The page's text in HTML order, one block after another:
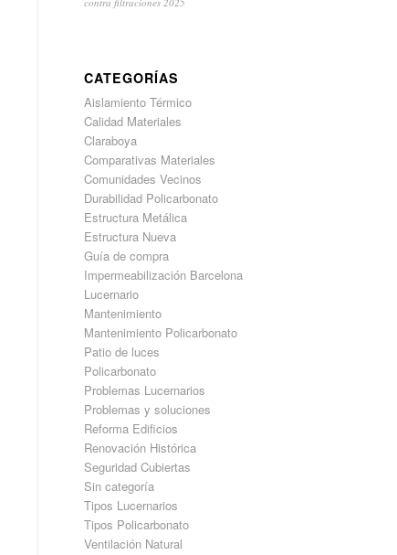
CATEGORÍAS
Aislamiento Térmico
Calidad Materiales
Claraboya
Comparativas Materiales
Comunidades Vecinos
Durabilidad Policarbonato
Estructura Metálica
Estructura Nueva
Guía de compra
Impermeabilización Barcelona
Lucernario
Mantenimiento
Mantenimiento Policarbonato
Patio de luces
Policarbonato
Problemas Lucernarios
Problemas y soluciones
Reforma Edificios
Renovación Histórica
Seguridad Cubiertas
Sin categoría
Tipos Lucernarios
Tipos Policarbonato
Ventilación Natural